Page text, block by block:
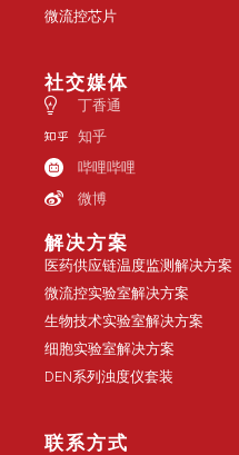
微流控芯片
社交媒体
丁香通
知乎
哔哩哔哩
微博
解决方案
医药供应链温度监测解决方案
微流控实验室解决方案
生物技术实验室解决方案
细胞实验室解决方案
DEN系列浊度仪套装
联系方式